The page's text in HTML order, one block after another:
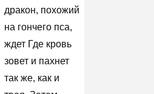
дракон, похожий
на гончего пса,
ждет Где кровь
зовет и пахнет
так же, как и